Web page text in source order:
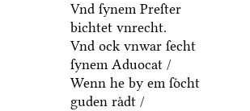
Vnd ſynem Preſter
bichtet vnrecht.
Vnd ock vnwar ſecht
ſynem Aduocat /
Wenn he by em ſoͤcht
guden raͤdt /